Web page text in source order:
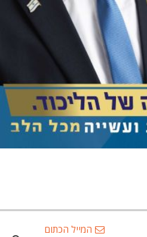
המייל הכתום